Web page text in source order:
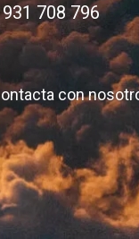
931 708 796
con